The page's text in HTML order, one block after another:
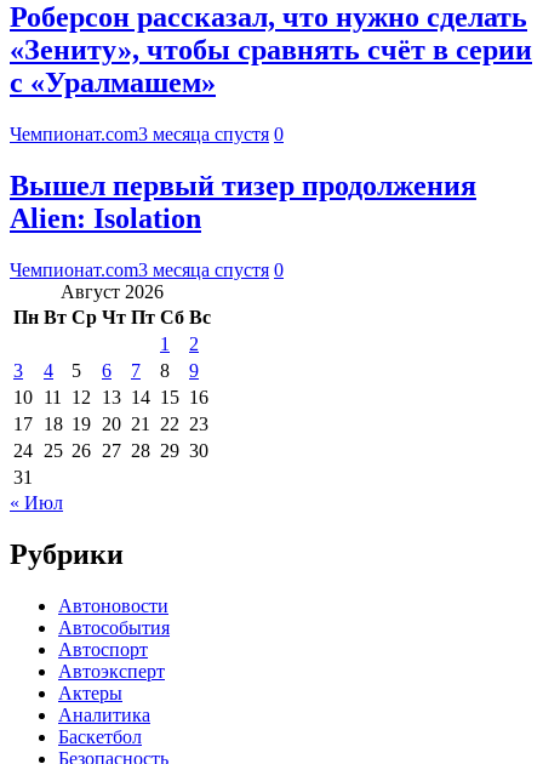
Роберсон рассказал, что нужно сделать
«Зениту», чтобы сравнять счёт в серии
с «Уралмашем»
Чемпионат.com3 месяца спустя 0
Вышел первый тизер продолжения
Alien: Isolation
Чемпионат.com3 месяца спустя 0
Август 2026
Пн Вт Ср Чт Пт Сб Вс
1
2
3
4 5 6 7 8
9
10 11 12 13 14 15 16
17 18 19 20 21 22 23
24 25 26 27 28 29 30
31
« Июл
Рубрики
Автоновости
Автособытия
Автоспорт
Автоэксперт
Актеры
Аналитика
Баскетбол
Безопасность